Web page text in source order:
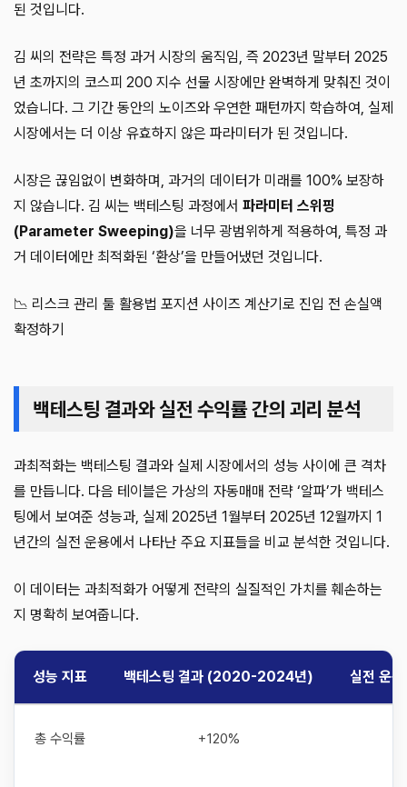
된 것입니다.
김 씨의 전략은 특정 과거 시장의 움직임, 즉 2023년 말부터 2025
년 초까지의 코스피 200 지수 선물 시장에만 완벽하게 맞춰진 것이
었습니다. 그 기간 동안의 노이즈와 우연한 패턴까지 학습하여, 실제
시장에서는 더 이상 유효하지 않은 파라미터가 된 것입니다.
시장은 끊임없이 변화하며, 과거의 데이터가 미래를 100% 보장하
지 않습니다. 김 씨는 백테스팅 과정에서 파라미터 스위핑
(Parameter Sweeping)을 너무 광범위하게 적용하여, 특정 과
거 데이터에만 최적화된 ‘환상’을 만들어냈던 것입니다.
📉 리스크 관리 툴 활용법 포지션 사이즈 계산기로 진입 전 손실액
확정하기
백테스팅 결과와 실전 수익률 간의 괴리 분석
과최적화는 백테스팅 결과와 실제 시장에서의 성능 사이에 큰 격차
를 만듭니다. 다음 테이블은 가상의 자동매매 전략 ‘알파’가 백테스
팅에서 보여준 성능과, 실제 2025년 1월부터 2025년 12월까지 1
년간의 실전 운용에서 나타난 주요 지표들을 비교 분석한 것입니다.
이 데이터는 과최적화가 어떻게 전략의 실질적인 가치를 훼손하는
지 명확히 보여줍니다.
성능 지표 백테스팅 결과 (2020-2024년) 실전 운
총 수익률 +120%